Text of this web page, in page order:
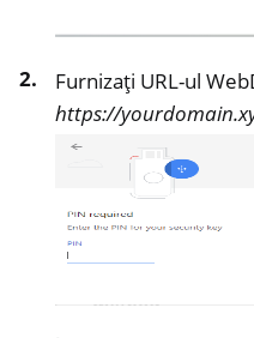
Furnizați URL-ul
https://